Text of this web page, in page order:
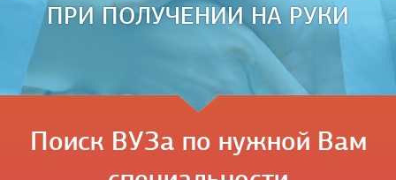
ПРИ ПОЛУЧЕНИИ НА РУКИ
Поиск ВУЗа по нужной Вам